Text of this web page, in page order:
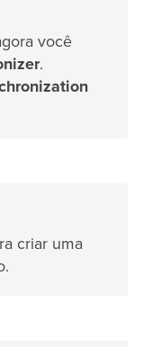
você
.
criar uma